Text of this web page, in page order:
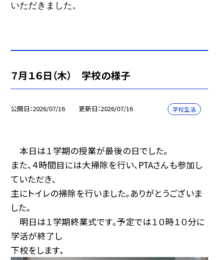
いただきました。
７月１６日（木） 学校の様子
公開日 2026/07/16 更新日 2026/07/16 学校生活
本日は１学期の授業が最後の日でした。
また、４時間目には大掃除を行い、PTAさんも参加し
ていただき、
主にトイレの掃除を行いました。ありがとうございま
した。
明日は１学期終業式です。予定では１０時１０分に
学活が終了し
下校をします。